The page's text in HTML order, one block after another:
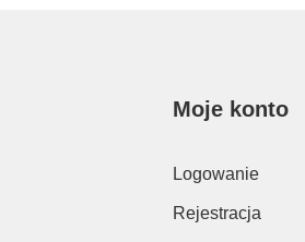
Moje konto
Logowanie
Rejestracja